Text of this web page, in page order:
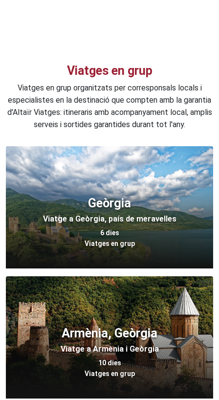
Viatges en grup
Viatges en grup organitzats per corresponsals locals i
especialistes en la destinació que compten amb la garantia
d'Altaïr Viatges: itineraris amb acompanyament local, amplis
serveis i sortides garantides durant tot l'any.
Geòrgia
Viatge a Geòrgia, país de meravelles
6 dies
Viatges en grup
Armènia, Geòrgia
Viatge a Armènia i Geòrgia
10 dies
Viatges en grup